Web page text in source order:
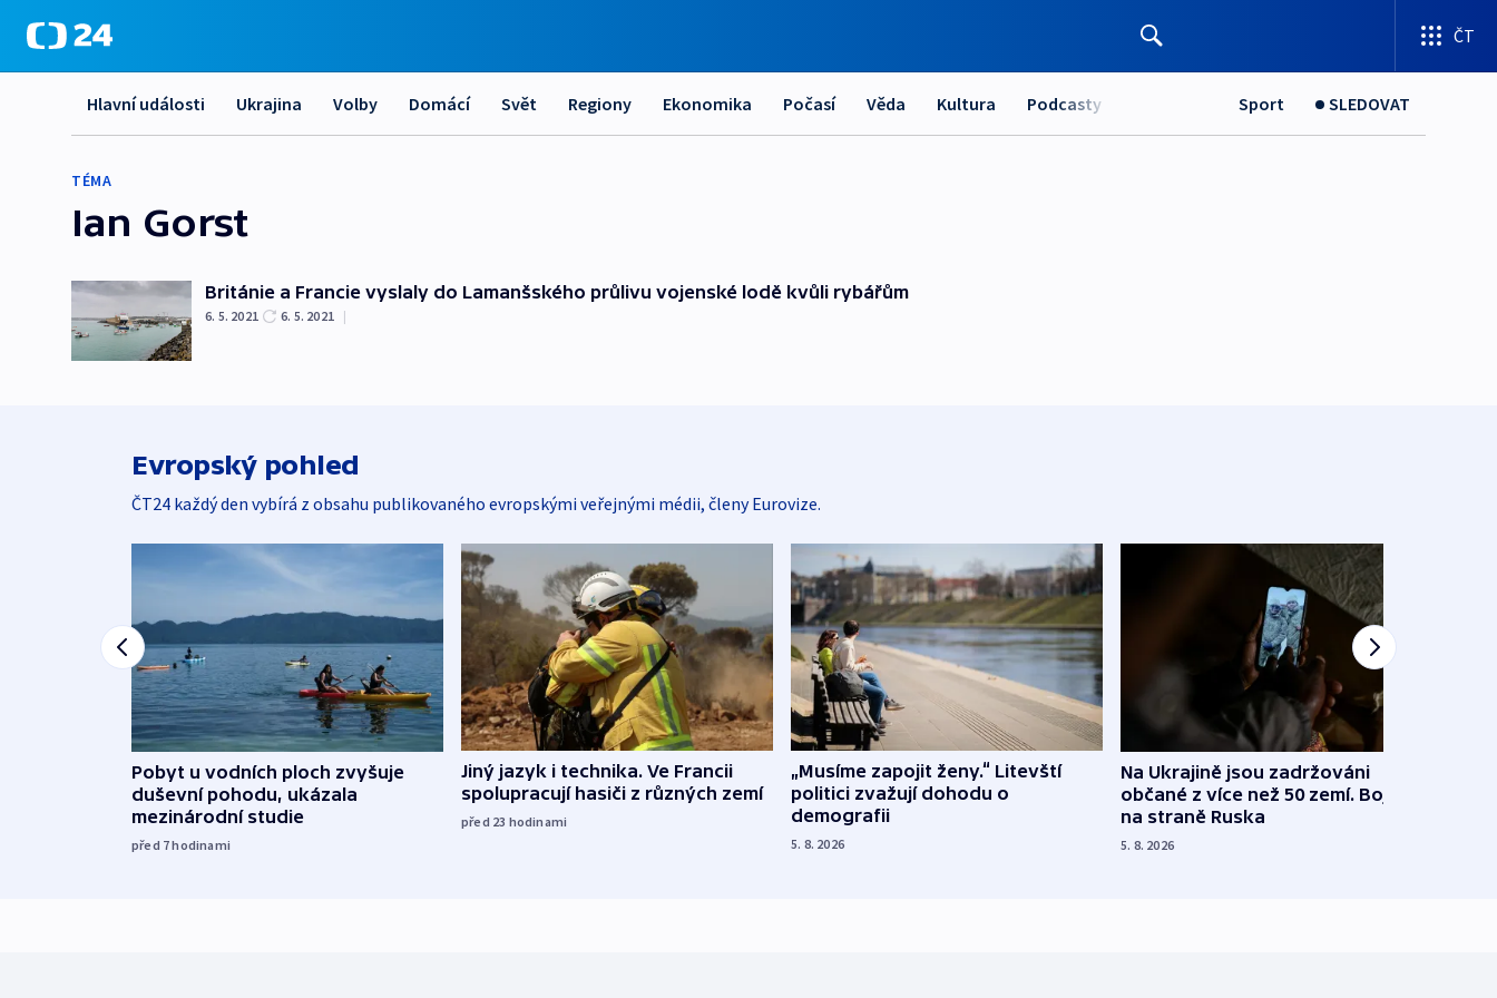
ČT
Hlavní události Ukrajina Volby Domácí Svět Regiony Ekonomika Počasí Věda Kultura Podcasty Sport SLEDOVAT
TÉMA
Ian Gorst
Británie a Francie vyslaly do Lamanšského průlivu vojenské lodě kvůli rybářům
6. 5. 2021 6. 5. 2021 |
Evropský pohled
ČT24 každý den vybírá z obsahu publikovaného evropskými veřejnými médii, členy Eurovize.
Pobyt u vodních ploch zvyšuje
duševní pohodu, ukázala
mezinárodní studie
před 7hodinami
Jiný jazyk i technika. Ve Francii
spolupracují hasiči z různých zemí
před 23 hodinami
„Musíme zapojit ženy.“ Litevští
politici zvažují dohodu o
demografii
5. 8. 2026
Na Ukrajině jsou zadržováni
občané z více než 50 zemí. Bojovali
na straně Ruska
5. 8. 2026